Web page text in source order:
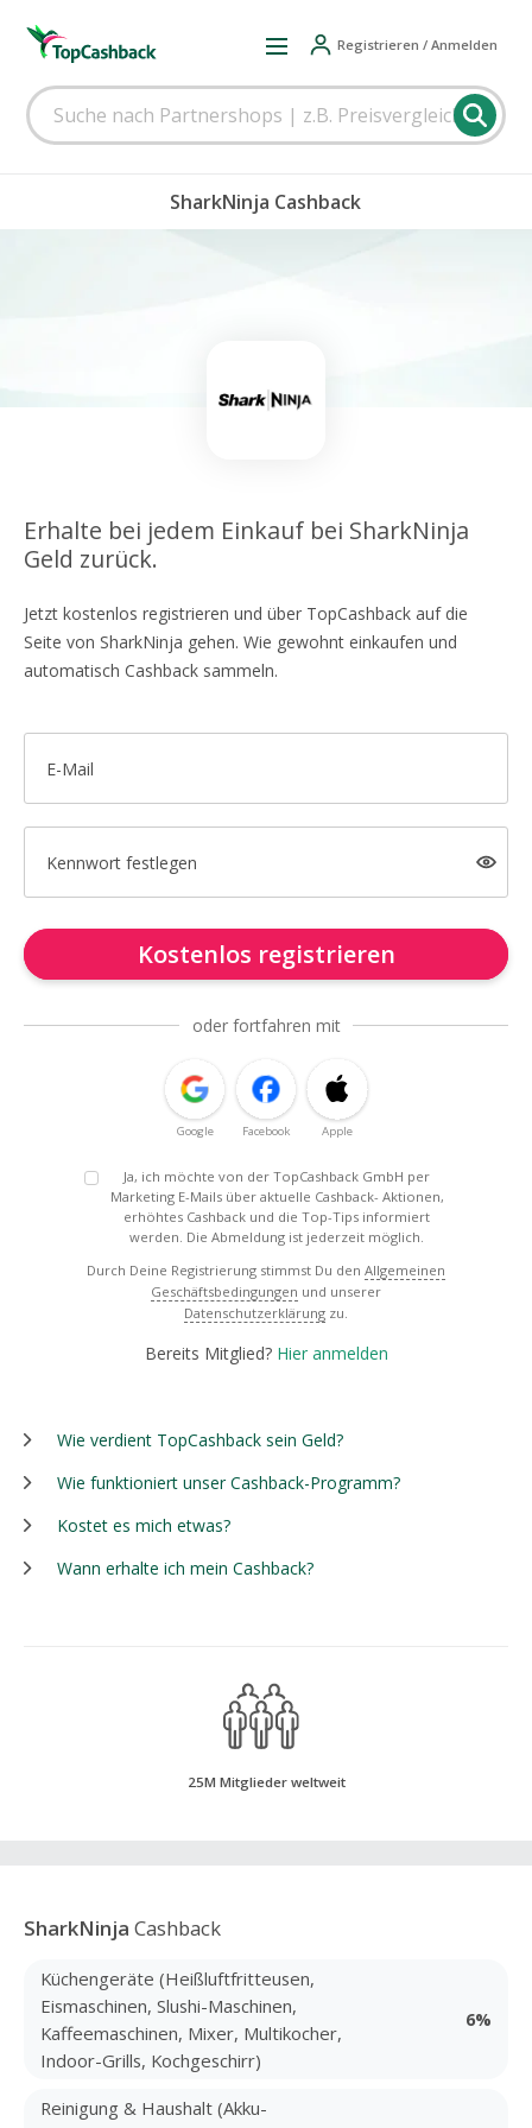
Registrieren / Anmelden
SharkNinja Cashback
Erhalte bei jedem Einkauf bei SharkNinja
Geld zurück.
Jetzt kostenlos registrieren und über TopCashback auf die
Seite von SharkNinja gehen. Wie gewohnt einkaufen und
automatisch Cashback sammeln.
E-Mail
Kennwort festlegen
Kostenlos registrieren
oder fortfahren mit
Google Facebook Apple
Ja, ich möchte von der TopCashback GmbH per
Marketing E-Mails über aktuelle Cashback- Aktionen,
erhöhtes Cashback und die Top-Tips informiert
werden. Die Abmeldung ist jederzeit möglich.
Durch Deine Registrierung stimmst Du den Allgemeinen
Geschäftsbedingungen und unserer
Datenschutzerklärung zu.
Bereits Mitglied? Hier anmelden
Wie verdient TopCashback sein Geld?
Wie funktioniert unser Cashback-Programm?
Kostet es mich etwas?
Wann erhalte ich mein Cashback?
25M Mitglieder weltweit
SharkNinja Cashback
Küchengeräte (Heißluftfritteusen,
Eismaschinen, Slushi-Maschinen,
Kaffeemaschinen, Mixer, Multikocher,
Indoor-Grills, Kochgeschirr)
6%
Reinigung & Haushalt (Akku-